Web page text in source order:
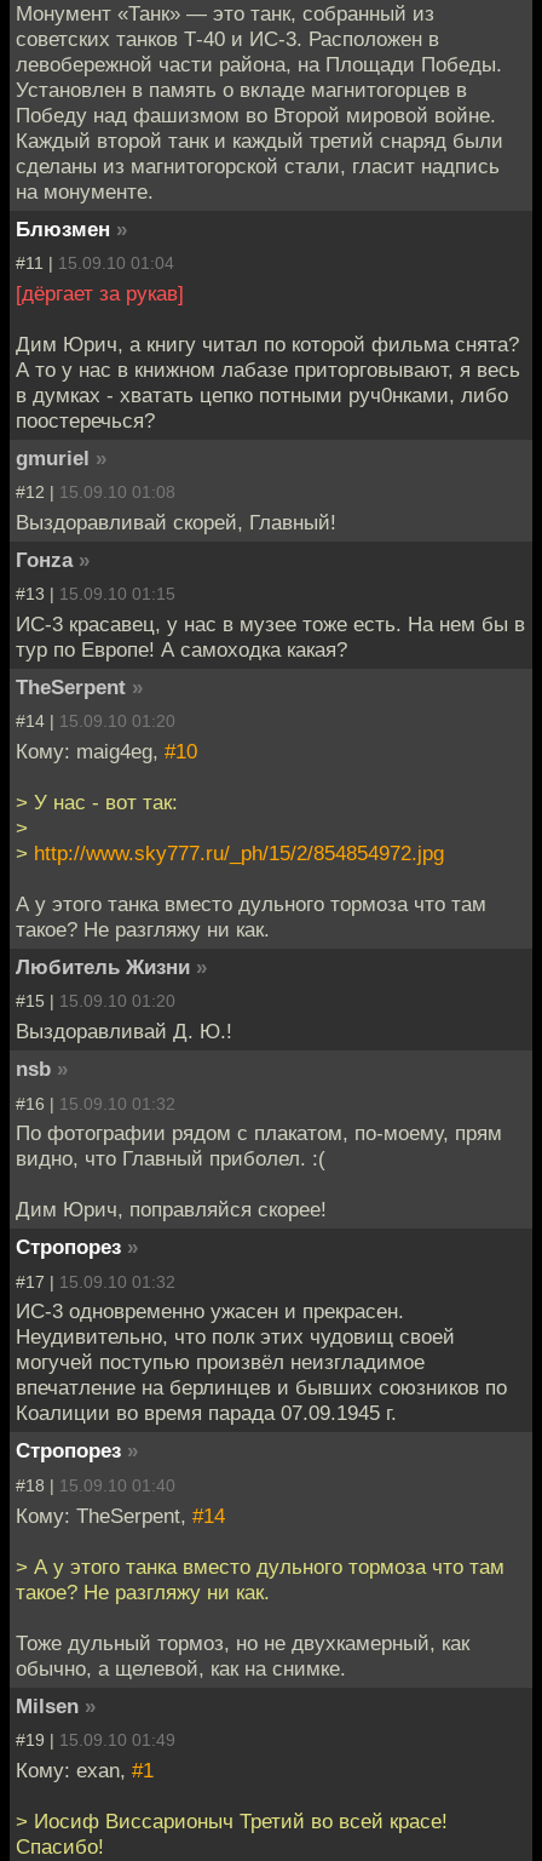
Монумент «Танк» — это танк, собранный из
советских танков Т-40 и ИС-3. Расположен в
левобережной части района, на Площади Победы.
Установлен в память о вкладе магнитогорцев в
Победу над фашизмом во Второй мировой войне.
Каждый второй танк и каждый третий снаряд были
сделаны из магнитогорской стали, гласит надпись
на монументе.
Блюзмен »
#11 | 15.09.10 01:04
[дёргает за рукав]
Дим Юрич, а книгу читал по которой фильма снята?
А то у нас в книжном лабазе приторговывают, я весь
в думках - хватать цепко потными руч0нками, либо
поостеречься?
gmuriel »
#12 | 15.09.10 01:08
Выздоравливай скорей, Главный!
Гонzа »
#13 | 15.09.10 01:15
ИС-3 красавец, у нас в музее тоже есть. На нем бы в
тур по Европе! А самоходка какая?
TheSerpent »
#14 | 15.09.10 01:20
Кому: maig4eg, #10
> У нас - вот так:
>
> http://www.sky777.ru/_ph/15/2/854854972.jpg
А у этого танка вместо дульного тормоза что там
такое? Не разгляжу ни как.
Любитель Жизни »
#15 | 15.09.10 01:20
Выздоравливай Д. Ю.!
nsb »
#16 | 15.09.10 01:32
По фотографии рядом с плакатом, по-моему, прям
видно, что Главный приболел. :(
Дим Юрич, поправляйся скорее!
Стропорез »
#17 | 15.09.10 01:32
ИС-3 одновременно ужасен и прекрасен.
Неудивительно, что полк этих чудовищ своей
могучей поступью произвёл неизгладимое
впечатление на берлинцев и бывших союзников по
Коалиции во время парада 07.09.1945 г.
Стропорез »
#18 | 15.09.10 01:40
Кому: TheSerpent, #14
> А у этого танка вместо дульного тормоза что там
такое? Не разгляжу ни как.
Тоже дульный тормоз, но не двухкамерный, как
обычно, а щелевой, как на снимке.
Milsen »
#19 | 15.09.10 01:49
Кому: exan, #1
> Иосиф Виссарионыч Третий во всей красе!
Спасибо!